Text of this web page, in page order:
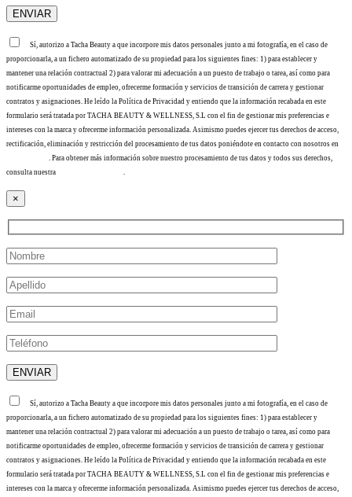
Sí, autorizo a Tacha Beauty a que incorpore mis datos personales junto a mi fotografía, en el caso de
proporcionarla, a un fichero automatizado de su propiedad para los siguientes fines: 1) para establecer y
mantener una relación contractual 2) para valorar mi adecuación a un puesto de trabajo o tarea, así como para
notificarme oportunidades de empleo, ofrecerme formación y servicios de transición de carrera y gestionar
contratos y asignaciones. He leído la Política de Privacidad y entiendo que la información recabada en este
formulario será tratada por TACHA BEAUTY & WELLNESS, S.L con el fin de gestionar mis preferencias e
intereses con la marca y ofrecerme información personalizada. Asimismo puedes ejercer tus derechos de acceso,
rectificación, eliminación y restricción del procesamiento de tus datos poniéndote en contacto con nosotros en
. Para obtener más información sobre nuestro procesamiento de tus datos y todos sus derechos,
consulta nuestra
×
Sí, autorizo a Tacha Beauty a que incorpore mis datos personales junto a mi fotografía, en el caso de
proporcionarla, a un fichero automatizado de su propiedad para los siguientes fines: 1) para establecer y
mantener una relación contractual 2) para valorar mi adecuación a un puesto de trabajo o tarea, así como para
notificarme oportunidades de empleo, ofrecerme formación y servicios de transición de carrera y gestionar
contratos y asignaciones. He leído la Política de Privacidad y entiendo que la información recabada en este
formulario será tratada por TACHA BEAUTY & WELLNESS, S.L con el fin de gestionar mis preferencias e
intereses con la marca y ofrecerme información personalizada. Asimismo puedes ejercer tus derechos de acceso,